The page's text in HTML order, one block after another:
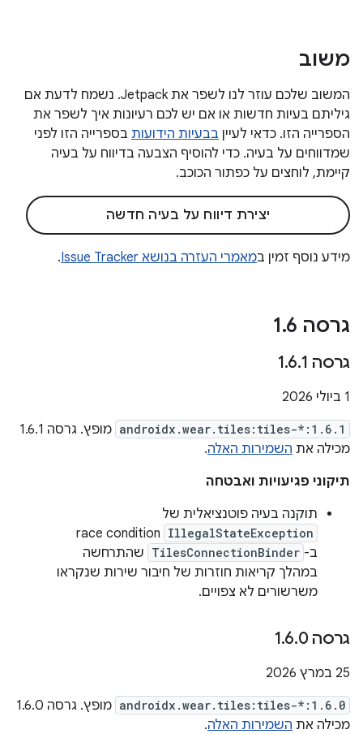
משוב
המשוב שלכם עוזר לנו לשפר את Jetpack. נשמח לדעת אם
גיליתם בעיות חדשות או אם יש לכם רעיונות איך לשפר את
הספרייה הזו. כדאי לעיין בבעיות הידועות בספרייה הזו לפני
שמדווחים על בעיה. כדי להוסיף הצבעה בדיווח על בעיה
קיימת, לוחצים על כפתור הכוכב.
יצירת דיווח על בעיה חדשה
מידע נוסף זמין במאמרי העזרה בנושא Issue Tracker .
גרסה 1 .6
גרסה 1 .6.1
‫1 ביולי 2026
androidx.wear.tiles:tiles-*:1.6.1
מופץ. גרסה 1.6.1
מכילה את השמירות האלה.
תיקוני פגיעויות ואבטחה
תוקנה בעיה פוטנציאלית של
IllegalStateException
race condition
ב- TilesConnectionBinder שהתרחשה
במהלך קריאות חוזרות של חיבור שירות שנקראו
משרשורים לא צפויים.
גרסה 1 .6.0
‫25 במרץ 2026
androidx.wear.tiles:tiles-*:1.6.0
מופץ. גרסה 1.6.0
מכילה את השמירות האלה.